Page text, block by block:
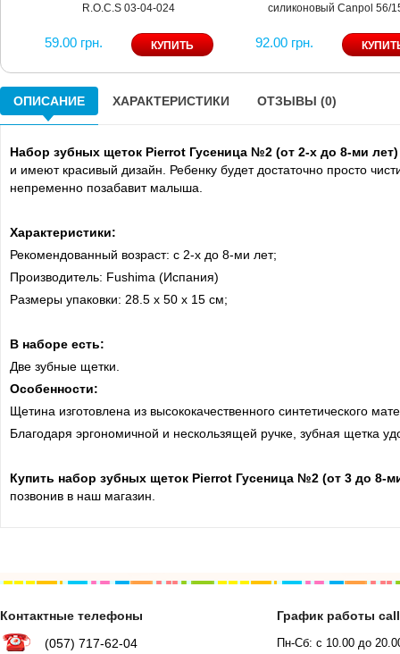
R.O.C.S 03-04-024
59.00 грн.
силиконовый Canpol 56/
92.00 грн.
ОПИСАНИЕ ХАРАКТЕРИСТИКИ ОТЗЫВЫ (0)
Набор зубных щеток Pierrot Гусеница №2 (от 2-х до 8-ми
и имеют красивый дизайн. Ребенку будет достаточно просто
непременно позабавит малыша.
Характеристики:
Рекомендованный возраст: с 2-х до 8-ми лет;
Производитель: Fushima (Испания)
Размеры упаковки: 28.5 х 50 х 15 см;
В наборе есть:
Две зубные щетки.
Особенности:
Щетина изготовлена из высококачественного синтетического
Благодаря эргономичной и нескользящей ручке, зубная щетка
Купить набор зубных щеток Pierrot Гусеница №2 (от 3 до 8-
позвонив в наш магазин.
Контактные телефоны
(057) 717-62-04
График работы
Пн-Сб: с 10.00 до